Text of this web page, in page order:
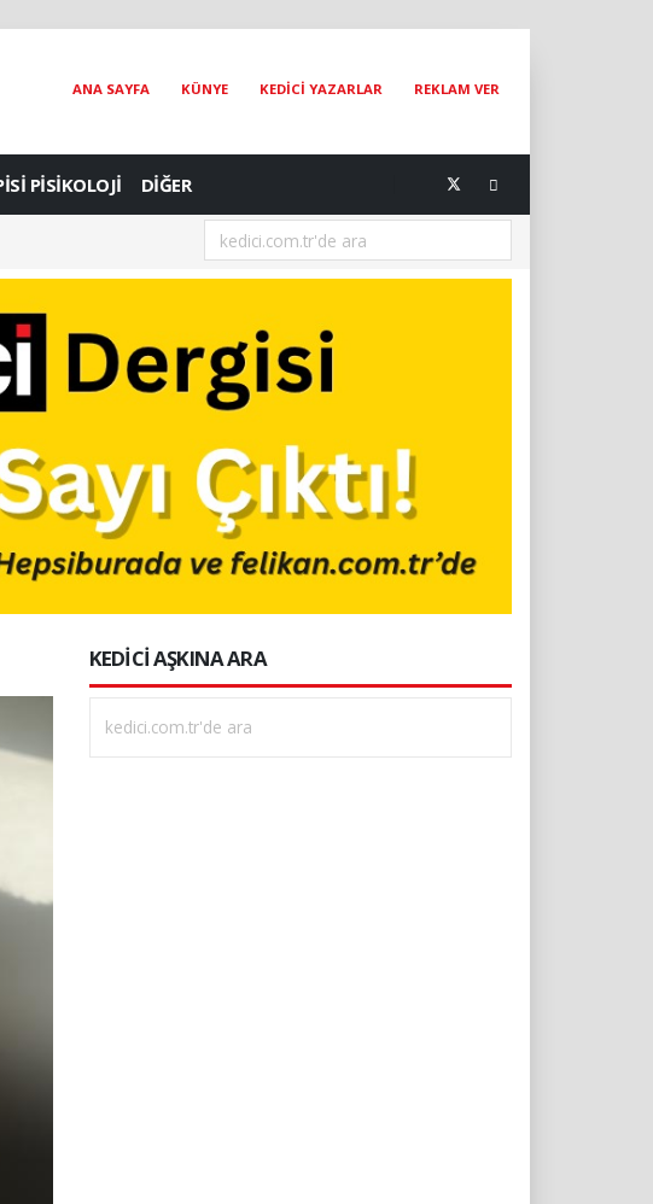
ANA SAYFA KÜNYE KEDİCİ YAZARLAR REKLAM VER
PİSİKOLOJİ DİĞER
[03.08.2026] Kedilerde Kronik Böbrek Hastalığında Yeni Dönem:
KEDİCİ AŞKINA ARA